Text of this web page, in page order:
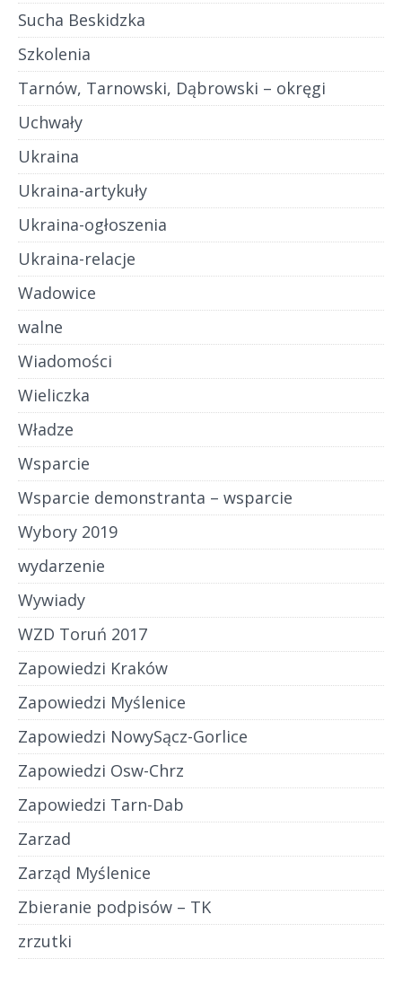
Sucha Beskidzka
Szkolenia
Tarnów, Tarnowski, Dąbrowski – okręgi
Uchwały
Ukraina
Ukraina-artykuły
Ukraina-ogłoszenia
Ukraina-relacje
Wadowice
walne
Wiadomości
Wieliczka
Władze
Wsparcie
Wsparcie demonstranta – wsparcie
Wybory 2019
wydarzenie
Wywiady
WZD Toruń 2017
Zapowiedzi Kraków
Zapowiedzi Myślenice
Zapowiedzi NowySącz-Gorlice
Zapowiedzi Osw-Chrz
Zapowiedzi Tarn-Dab
Zarzad
Zarząd Myślenice
Zbieranie podpisów – TK
zrzutki